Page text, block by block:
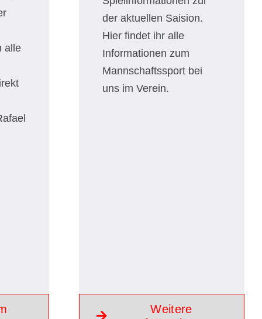
alle
der aktuellen Saision.
Hier findet ihr alle
Informationen zum
Mannschaftssport bei
uns im Verein.
Weitere